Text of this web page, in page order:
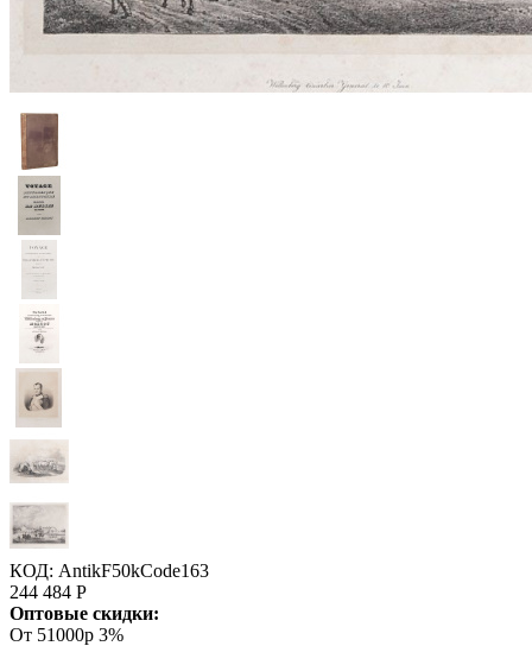
КОД: AntikF50kCode163
244 484 Р
Оптовые скидки:
От 51000р 3%